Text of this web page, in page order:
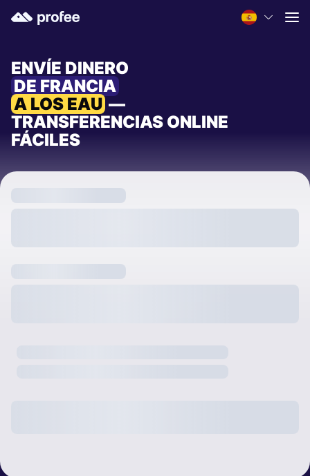
ENVÍE DINERO
DE FRANCIA
A LOS EAU —
TRANSFERENCIAS ONLINE
FÁCILES